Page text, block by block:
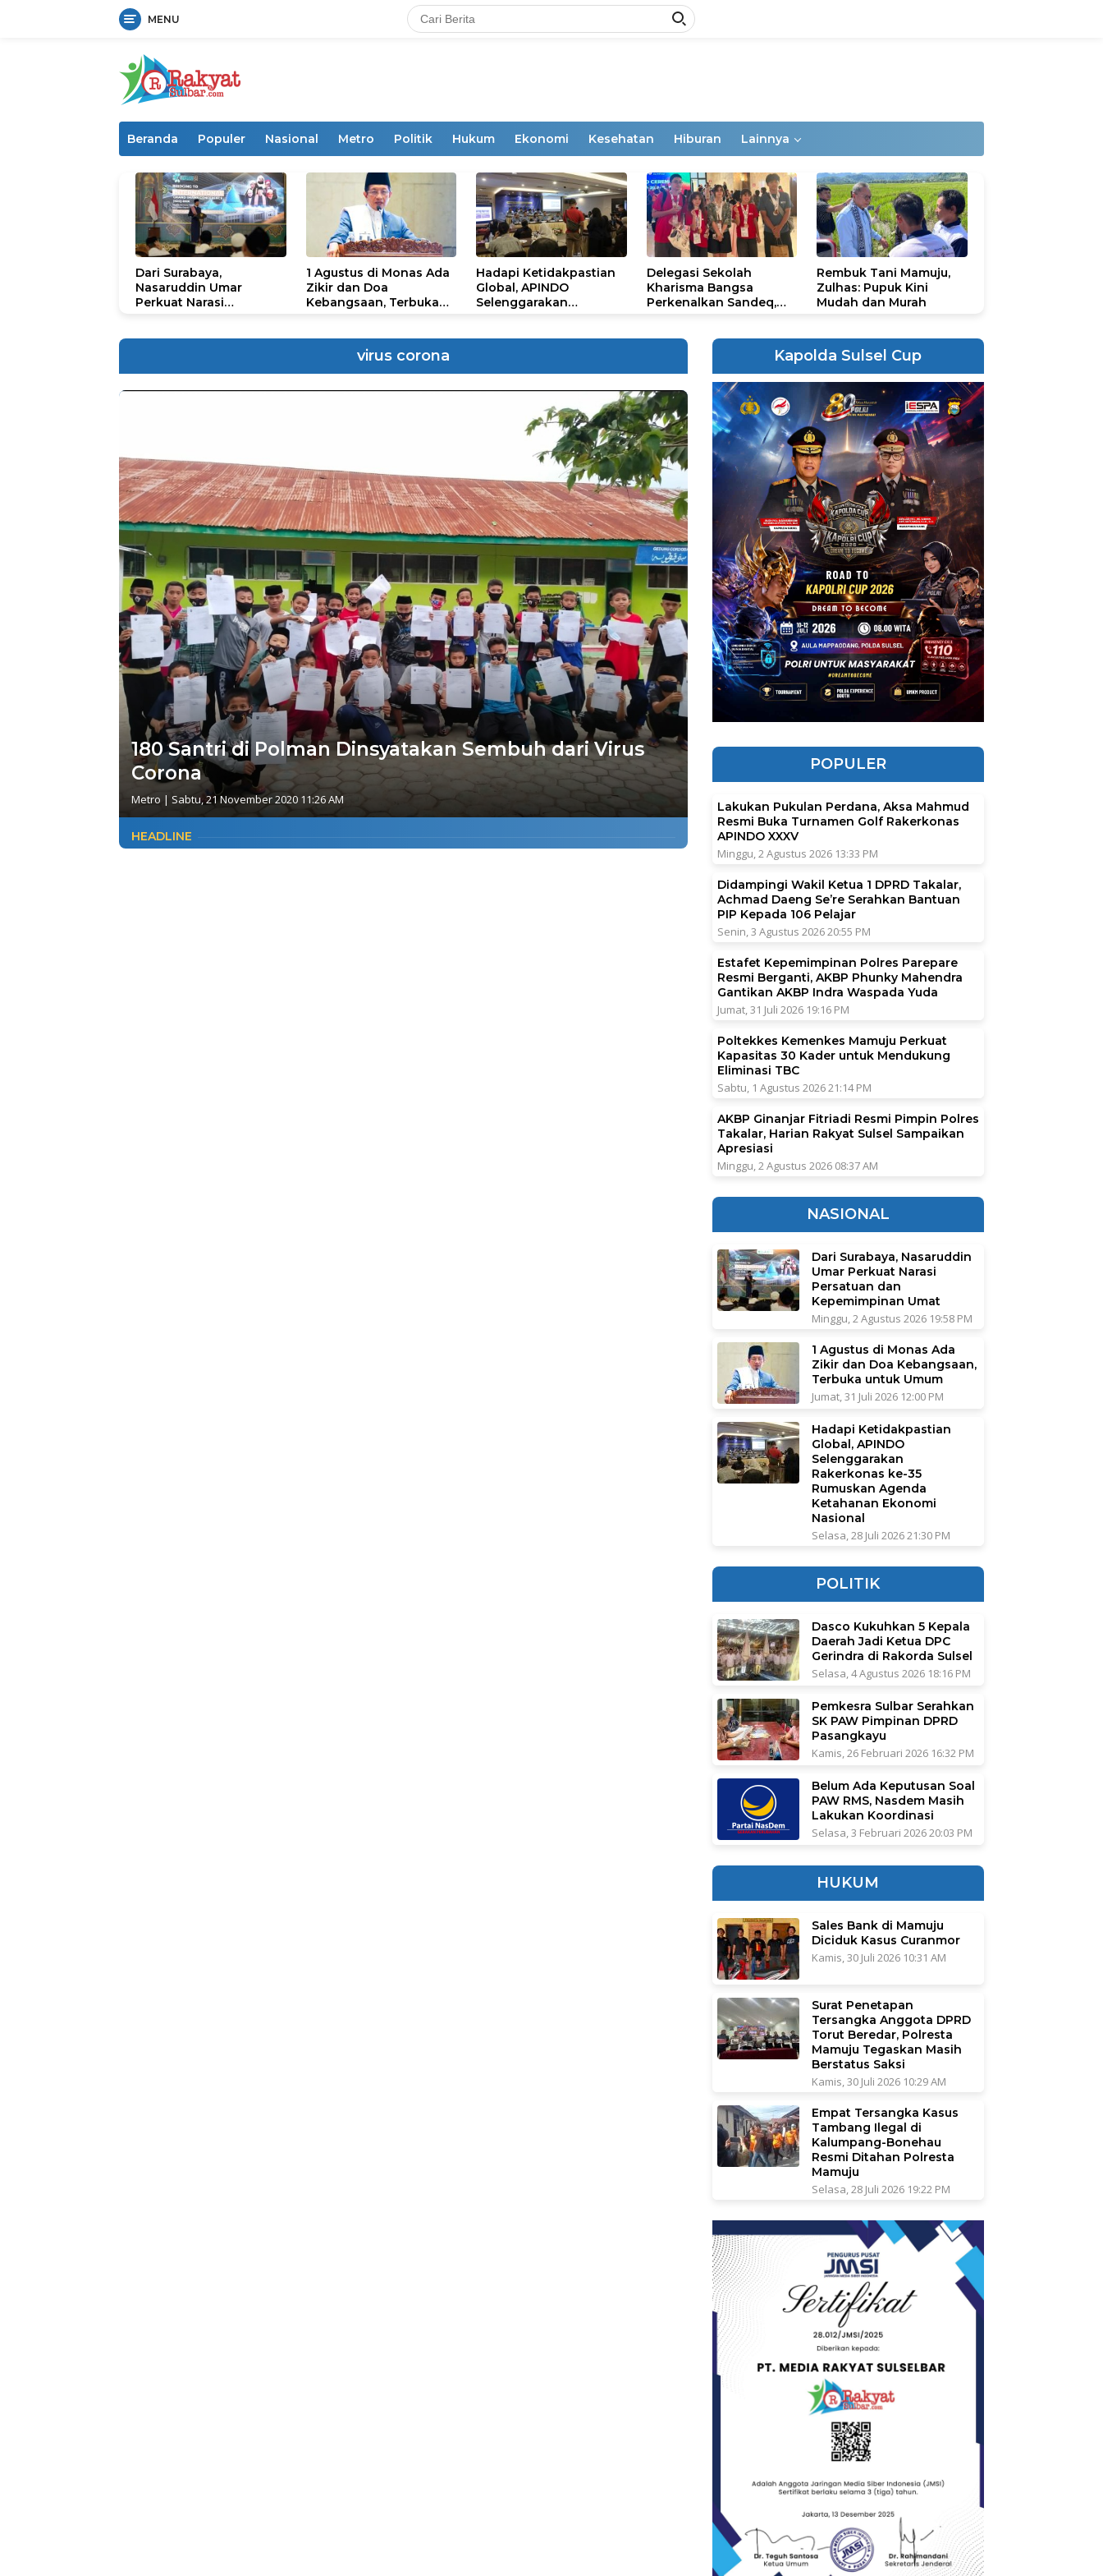
MENU
Beranda Populer Nasional Metro Politik Hukum Ekonomi Kesehatan Hiburan Lainnya
Dari Surabaya,
Nasaruddin Umar
Perkuat Narasi
1 Agustus di Monas Ada
Zikir dan Doa
Kebangsaan, Terbuka
Hadapi Ketidakpastian
Global, APINDO
Selenggarakan
Delegasi Sekolah
Kharisma Bangsa
Perkenalkan Sandeq,
STEAM Olympiad 2026
Rembuk Tani Mamuju,
Zulhas: Pupuk Kini
Mudah dan Murah
virus corona
180 Santri di Polman Dinsyatakan Sembuh dari Virus
Corona
Metro | Sabtu, 21 November 2020 11:26 AM
HEADLINE
Kapolda Sulsel Cup
POPULER
Lakukan Pukulan Perdana, Aksa Mahmud
Resmi Buka Turnamen Golf Rakerkonas
APINDO XXXV
Minggu, 2 Agustus 2026 13:33 PM
Didampingi Wakil Ketua 1 DPRD Takalar,
Achmad Daeng Se’re Serahkan Bantuan
PIP Kepada 106 Pelajar
Senin, 3 Agustus 2026 20:55 PM
Estafet Kepemimpinan Polres Parepare
Resmi Berganti, AKBP Phunky Mahendra
Gantikan AKBP Indra Waspada Yuda
Jumat, 31 Juli 2026 19:16 PM
Poltekkes Kemenkes Mamuju Perkuat
Kapasitas 30 Kader untuk Mendukung
Eliminasi TBC
Sabtu, 1 Agustus 2026 21:14 PM
AKBP Ginanjar Fitriadi Resmi Pimpin Polres
Takalar, Harian Rakyat Sulsel Sampaikan
Apresiasi
Minggu, 2 Agustus 2026 08:37 AM
NASIONAL
Dari Surabaya, Nasaruddin
Umar Perkuat Narasi
Persatuan dan
Kepemimpinan Umat
Minggu, 2 Agustus 2026 19:58 PM
1 Agustus di Monas Ada
Zikir dan Doa Kebangsaan,
Terbuka untuk Umum
Jumat, 31 Juli 2026 12:00 PM
Hadapi Ketidakpastian
Global, APINDO
Selenggarakan
Rakerkonas ke-35
Rumuskan Agenda
Ketahanan Ekonomi
Nasional
Selasa, 28 Juli 2026 21:30 PM
POLITIK
Dasco Kukuhkan 5 Kepala
Daerah Jadi Ketua DPC
Gerindra di Rakorda Sulsel
Selasa, 4 Agustus 2026 18:16 PM
Pemkesra Sulbar Serahkan
SK PAW Pimpinan DPRD
Pasangkayu
Kamis, 26 Februari 2026 16:32 PM
Belum Ada Keputusan Soal
PAW RMS, Nasdem Masih
Lakukan Koordinasi
Selasa, 3 Februari 2026 20:03 PM
HUKUM
Sales Bank di Mamuju
Diciduk Kasus Curanmor
Kamis, 30 Juli 2026 10:31 AM
Surat Penetapan
Tersangka Anggota DPRD
Torut Beredar, Polresta
Mamuju Tegaskan Masih
Berstatus Saksi
Kamis, 30 Juli 2026 10:29 AM
Empat Tersangka Kasus
Tambang Ilegal di
Kalumpang-Bonehau
Resmi Ditahan Polresta
Mamuju
Selasa, 28 Juli 2026 19:22 PM